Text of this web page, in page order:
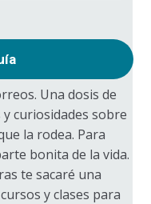
Una dosis de
curiosidades sobre
la rodea. Para
bonita de la vida.
te sacaré una
y clases para